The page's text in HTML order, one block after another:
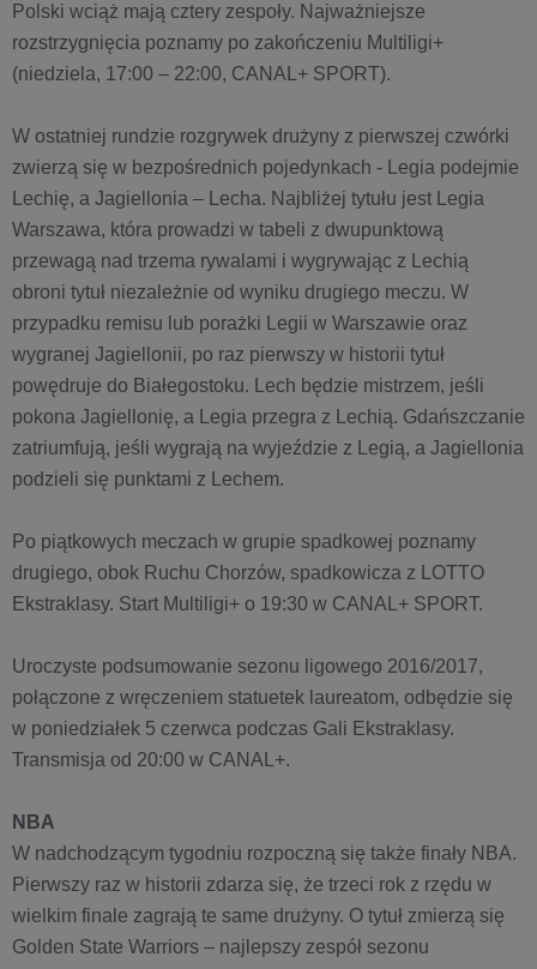
Polski wciąż mają cztery zespoły. Najważniejsze
rozstrzygnięcia poznamy po zakończeniu Multiligi+
(niedziela, 17:00 – 22:00, CANAL+ SPORT).
W ostatniej rundzie rozgrywek drużyny z pierwszej czwórki
zwierzą się w bezpośrednich pojedynkach - Legia podejmie
Lechię, a Jagiellonia – Lecha. Najbliżej tytułu jest Legia
Warszawa, która prowadzi w tabeli z dwupunktową
przewagą nad trzema rywalami i wygrywając z Lechią
obroni tytuł niezależnie od wyniku drugiego meczu. W
przypadku remisu lub porażki Legii w Warszawie oraz
wygranej Jagiellonii, po raz pierwszy w historii tytuł
powędruje do Białegostoku. Lech będzie mistrzem, jeśli
pokona Jagiellonię, a Legia przegra z Lechią. Gdańszczanie
zatriumfują, jeśli wygrają na wyjeździe z Legią, a Jagiellonia
podzieli się punktami z Lechem.
Po piątkowych meczach w grupie spadkowej poznamy
drugiego, obok Ruchu Chorzów, spadkowicza z LOTTO
Ekstraklasy. Start Multiligi+ o 19:30 w CANAL+ SPORT.
Uroczyste podsumowanie sezonu ligowego 2016/2017,
połączone z wręczeniem statuetek laureatom, odbędzie się
w poniedziałek 5 czerwca podczas Gali Ekstraklasy.
Transmisja od 20:00 w CANAL+.
NBA
W nadchodzącym tygodniu rozpoczną się także finały NBA.
Pierwszy raz w historii zdarza się, że trzeci rok z rzędu w
wielkim finale zagrają te same drużyny. O tytuł zmierzą się
Golden State Warriors – najlepszy zespół sezonu